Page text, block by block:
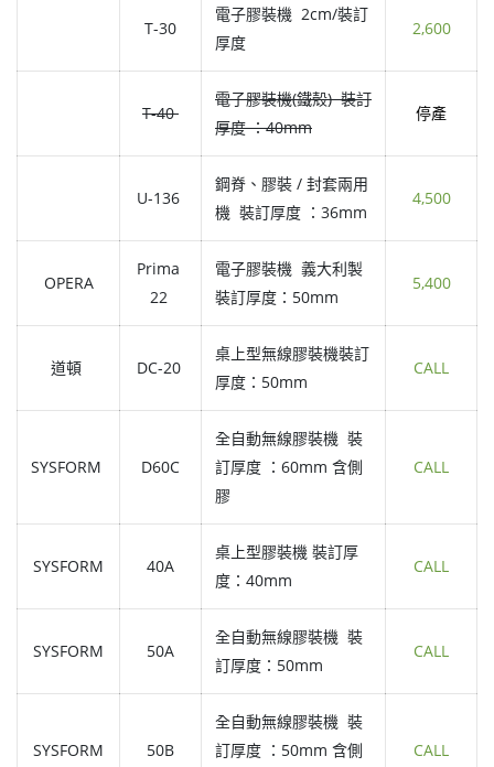
T-30
電子膠裝機 2cm/裝訂
厚度
2,600
T-40
電子膠裝機(鐵殼) 裝訂
厚度 ：40mm
停產
U-136
鋼脊、膠裝 / 封套兩用
機 裝訂厚度 ：36mm
4,500
OPERA
Prima
22
電子膠裝機 義大利製
裝訂厚度：50mm
5,400
道頓 DC-20
桌上型無線膠裝機裝訂
厚度：50mm
CALL
SYSFORM D60C
全自動無線膠裝機 裝
訂厚度 ：60mm 含側
膠
CALL
SYSFORM 40A
桌上型膠裝機 裝訂厚
度：40mm
CALL
SYSFORM 50A
全自動無線膠裝機 裝
訂厚度：50mm
CALL
SYSFORM 50B
全自動無線膠裝機 裝
訂厚度 ：50mm 含側
CALL